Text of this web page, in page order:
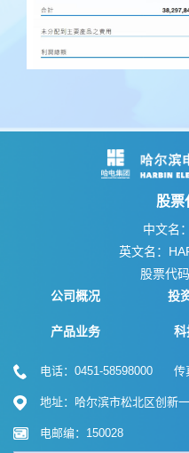
股票
中文名
英文名：
股票代
公司概况
投
产品业务 科
电话：0451-58598000 传
地址：哈尔滨市松北区创新
电邮编：150028